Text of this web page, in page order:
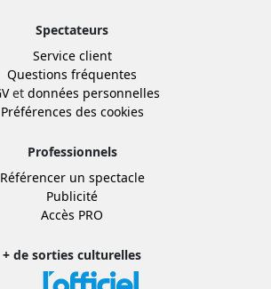
Spectateurs
Service client
Questions fréquentes
et données personnelles
Préférences des cookies
Professionnels
Référencer un spectacle
Publicité
Accès PRO
+ de sorties culturelles